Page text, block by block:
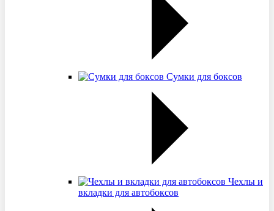
Сумки для боксов
Чехлы и
вкладки для автобоксов